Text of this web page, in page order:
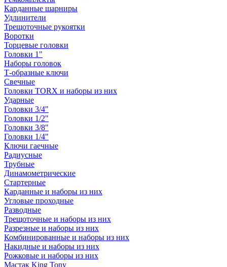
Карданные шарниры
Удлинители
Трещоточные рукоятки
Воротки
Торцевые головки
Головки 1"
Наборы головок
Т-образные ключи
Свечные
Головки TORX и наборы из них
Ударные
Головки 3/4"
Головки 1/2"
Головки 3/8"
Головки 1/4"
Ключи гаечные
Радиусные
Трубные
Динамометрические
Стартерные
Карданные и наборы из них
Угловые проходные
Разводные
Трещоточные и наборы из них
Разрезные и наборы из них
Комбинированные и наборы из них
Накидные и наборы из них
Рожковые и наборы из них
Мастак King Tony